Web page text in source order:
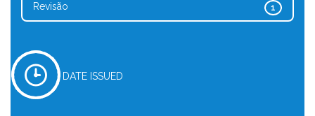
1
Revisão
DATE ISSUED